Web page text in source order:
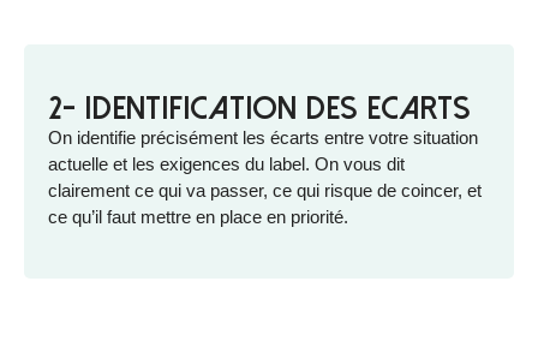
2- Identification des ecarts
On identifie précisément les écarts entre votre situation
actuelle et les exigences du label. On vous dit
clairement ce qui va passer, ce qui risque de coincer, et
ce qu’il faut mettre en place en priorité.